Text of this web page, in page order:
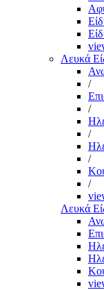
Λευκά
/
/
/
/
/
Λευκά